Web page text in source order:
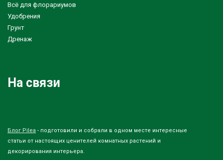
Всё для флорариумов
Удобрения
Грунт
Дренаж
На связи
Блог Pilea - подготовили и собрали в одном месте интересные
статьи от настоящих ценителей комнатных растений и
декорирования интерьера.